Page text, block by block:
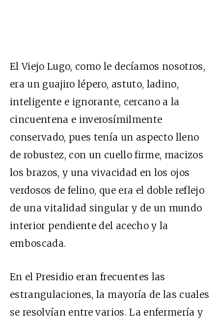
El Viejo Lugo, como le decíamos nosotros,
era un guajiro lépero, astuto, ladino,
inteligente e ignorante, cercano a la
cincuentena e inverosímilmente
conservado, pues tenía un aspecto lleno
de robustez, con un cuello firme, macizos
los brazos, y una vivacidad en los ojos
verdosos de felino, que era el doble reflejo
de una vitalidad singular y de un mundo
interior pendiente del acecho y la
emboscada.
En el Presidio eran frecuentes las
estrangulaciones, la mayoría de las cuales
se resolvían entre varios. La enfermería y